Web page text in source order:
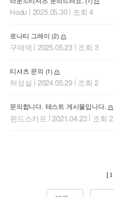
Hodu | 2025.05.30| 조회 4
로나티 그레이 (2)
구매댁 | 2025.05.23| 조회 3
티셔츠 문의 (1)
허성실 | 2024.05.29| 조회 2
문의합니다. 테스트 게시물입니다.
윈드스카프 | 2021.04.23 | 조회 2
[ 1